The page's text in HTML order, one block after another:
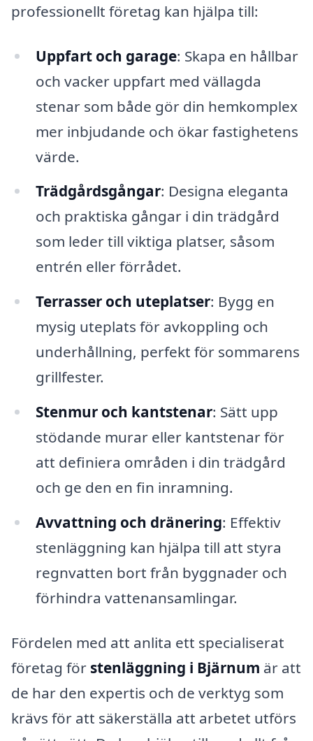
professionellt företag kan hjälpa till:
Uppfart och garage: Skapa en hållbar
och vacker uppfart med vällagda
stenar som både gör din hemkomplex
mer inbjudande och ökar fastighetens
värde.
Trädgårdsgångar: Designa eleganta
och praktiska gångar i din trädgård
som leder till viktiga platser, såsom
entrén eller förrådet.
Terrasser och uteplatser: Bygg en
mysig uteplats för avkoppling och
underhållning, perfekt för sommarens
grillfester.
Stenmur och kantstenar: Sätt upp
stödande murar eller kantstenar för
att definiera områden i din trädgård
och ge den en fin inramning.
Avvattning och dränering: Effektiv
stenläggning kan hjälpa till att styra
regnvatten bort från byggnader och
förhindra vattenansamlingar.
Fördelen med att anlita ett specialiserat
företag för stenläggning i Bjärnum är att
de har den expertis och de verktyg som
krävs för att säkerställa att arbetet utförs